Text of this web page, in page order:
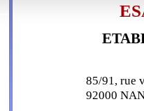
85/91, rue
92000